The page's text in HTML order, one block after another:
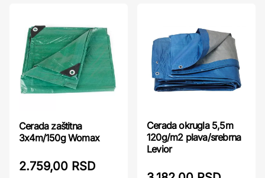
Cerada zaštitna
3x4m/150g Womax
2.759,00 RSD
Cerada okrugla 5,5m
120g/m2 plava/srebrna
Levior